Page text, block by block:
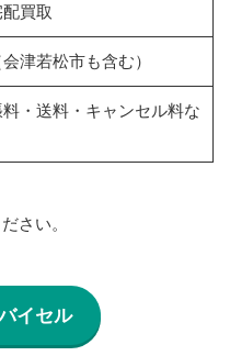
買取
津若松市も含む）
・送料・キャンセル料な
さい。
イセル